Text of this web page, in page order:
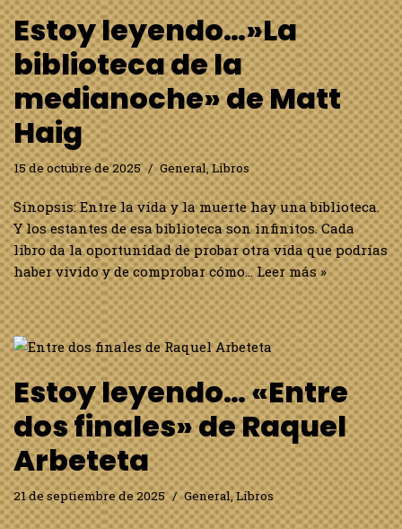
Estoy leyendo…»La
biblioteca de la
medianoche» de Matt
Haig
15 de octubre de 2025 General,Libros
Sinopsis: Entre la vida y la muerte hay una biblioteca.
Y los estantes de esa biblioteca son infinitos. Cada
libro da la oportunidad de probar otra vida que podrías
haber vivido y de comprobar cómo…Leer más »
Estoy leyendo… «Entre
dos finales» de Raquel
Arbeteta
21 de septiembre de 2025 General,Libros